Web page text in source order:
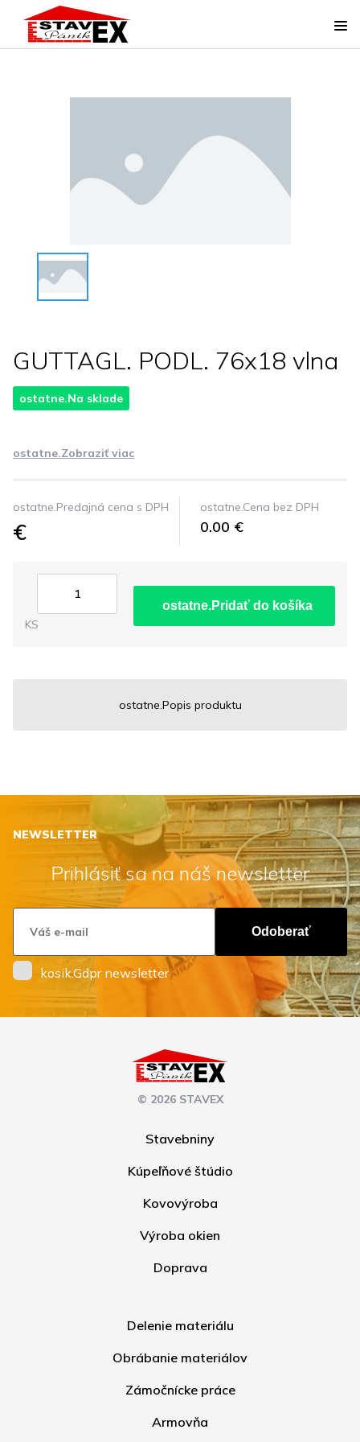
GUTTAGL. PODL. 76x18 vlna
ostatne.Na sklade
ostatne.Zobraziť viac
ostatne.Predajná cena s DPH
€
ostatne.Cena bez DPH
0.00 €
KS
ostatne.Pridať do košíka
ostatne.Popis produktu
NEWSLETTER
Prihlásiť sa na náš newsletter
Odoberať
kosik.Gdpr newsletter
© 2026 STAVEX
Stavebniny
Kúpeľňové štúdio
Kovovýroba
Výroba okien
Doprava
Delenie materiálu
Obrábanie materiálov
Zámočnícke práce
Armovňa